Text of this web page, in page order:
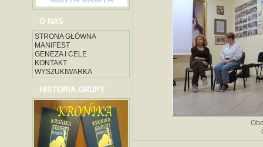
O NAS
STRONA GŁÓWNA
MANIFEST
GENEZA I CELE
KONTAKT
WYSZUKIWARKA
HISTORIA GRUPY